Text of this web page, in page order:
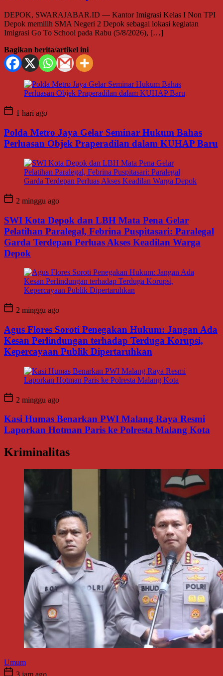
DEPOK, SWARAJABAR.ID — Kantor Imigrasi Kelas I Non TPI
Depok memilih SMA Negeri 2 Depok sebagai lokasi kegiatan
Imigrasi Go To School pada Rabu (5/8/2026), […]
Bagikan berita/artikel ini
1 hari ago
Polda Metro Jaya Gelar Seminar Hukum Bahas
Perluasan Objek Praperadilan dalam KUHAP Baru
2 minggu ago
SWI Kota Depok dan LBH Mata Pena Gelar
Pelatihan Paralegal, Febrina Puspitasari: Paralegal
Garda Terdepan Perluas Akses Keadilan Warga
Depok
2 minggu ago
Agus Flores Soroti Penegakan Hukum: Jangan Ada
Kesan Perlindungan terhadap Terduga Korupsi,
Kepercayaan Publik Dipertaruhkan
2 minggu ago
Kasi Humas Benarkan PWI Malang Raya Resmi
Laporkan Hotman Paris ke Polresta Malang Kota
Kriminalitas
Umum